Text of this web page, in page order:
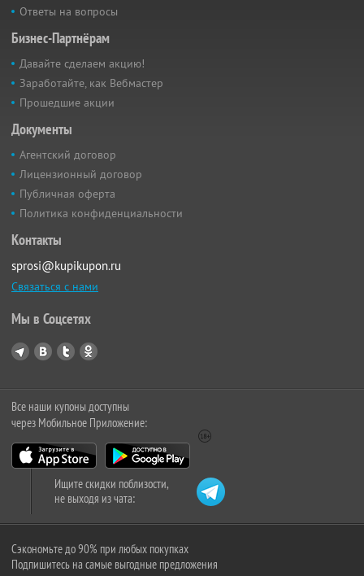
Ответы на вопросы
Бизнес-Партнёрам
Давайте сделаем акцию!
Заработайте, как Вебмастер
Прошедшие акции
Документы
Агентский договор
Лицензионный договор
Публичная оферта
Политика конфиденциальности
Контакты
sprosi@kupikupon.ru
Связаться с нами
Мы в Соцсетях
Все наши купоны доступны
через Мобильное Приложение:
Ищите скидки поблизости,
не выходя из чата:
Сэкономьте до 90% при любых покупках
Подпишитесь на самые выгодные предложения